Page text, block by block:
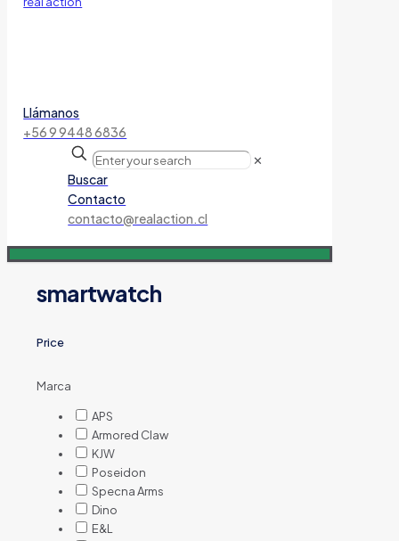
Llámanos
+56 9 9448 6836
✕
Buscar
Contacto
contacto@realaction.cl
smartwatch
Price
Marca
APS
Armored Claw
KJW
Poseidon
Specna Arms
Dino
E&L